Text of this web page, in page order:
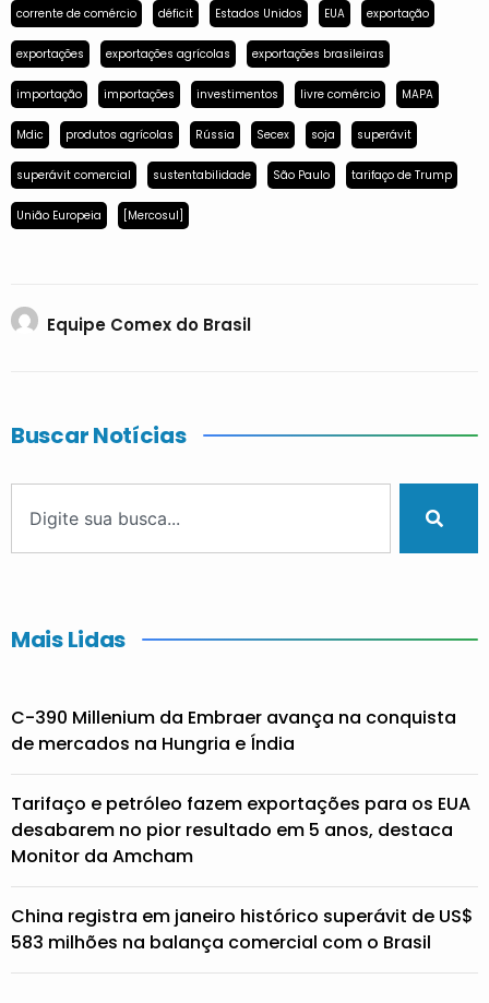
corrente de comércio déficit Estados Unidos EUA exportação
exportações exportações agrícolas exportações brasileiras
importação importações investimentos livre comércio MAPA
Mdic produtos agrícolas Rússia Secex soja superávit
superávit comercial sustentabilidade São Paulo tarifaço de Trump
União Europeia [Mercosul]
Equipe Comex do Brasil
Buscar Notícias
Mais Lidas
C-390 Millenium da Embraer avança na conquista
de mercados na Hungria e Índia
Tarifaço e petróleo fazem exportações para os EUA
desabarem no pior resultado em 5 anos, destaca
Monitor da Amcham
China registra em janeiro histórico superávit de US$
583 milhões na balança comercial com o Brasil